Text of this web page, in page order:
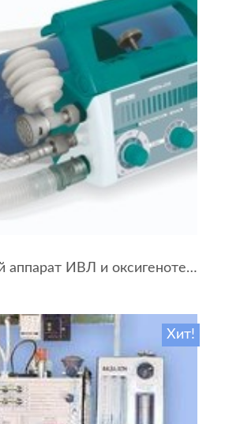
Пневматический аппарат ИВЛ и оксигенотерапии портативный АИВЛп-2/20-«ТМТ»
Хит!